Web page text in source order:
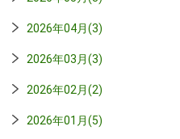
2026年04月(3)
2026年03月(3)
2026年02月(2)
2026年01月(5)